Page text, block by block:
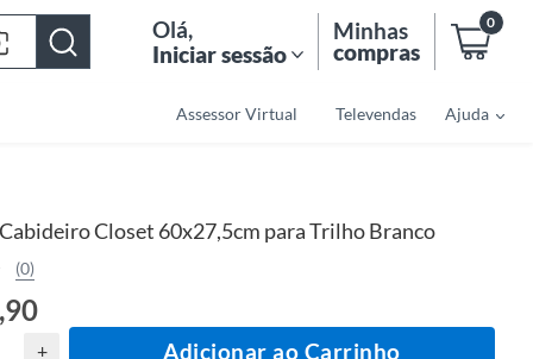
Olá,
Iniciar sessão
Minhas
compras
0
Assessor Virtual Televendas Ajuda
Cabideiro Closet 60x27,5cm para Trilho Branco
(0)
+ Adicionar ao Carrinho